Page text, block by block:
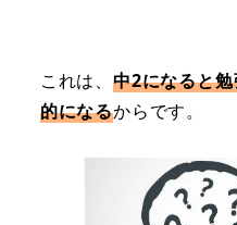
これは、 中2になると
的になるからです。